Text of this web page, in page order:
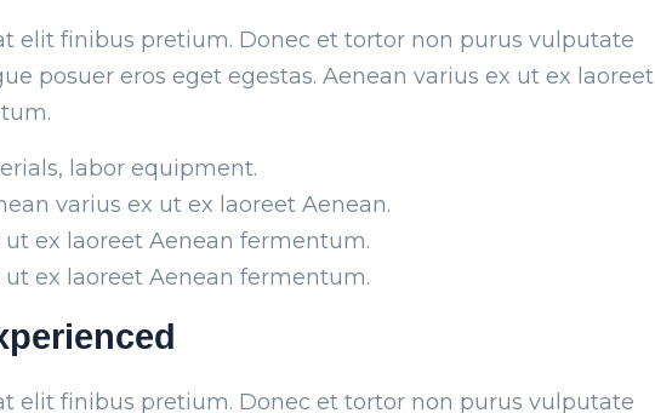
elit finibus pretium. Donec et tortor non purus vulputate
posuer eros eget egestas. Aenean varius ex ut ex laoreet
labor equipment.
varius ex ut ex laoreet Aenean.
ut ex laoreet Aenean fermentum.
ut ex laoreet Aenean fermentum.
elit finibus pretium. Donec et tortor non purus vulputate